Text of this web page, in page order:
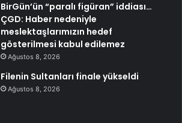
BirGün’ün “paralı figüran” iddiası…
ÇGD: Haber nedeniyle
meslektaşlarımızın hedef
gösterilmesi kabul edilemez
Ağustos 8, 2026
Filenin Sultanları finale yükseldi
Ağustos 8, 2026